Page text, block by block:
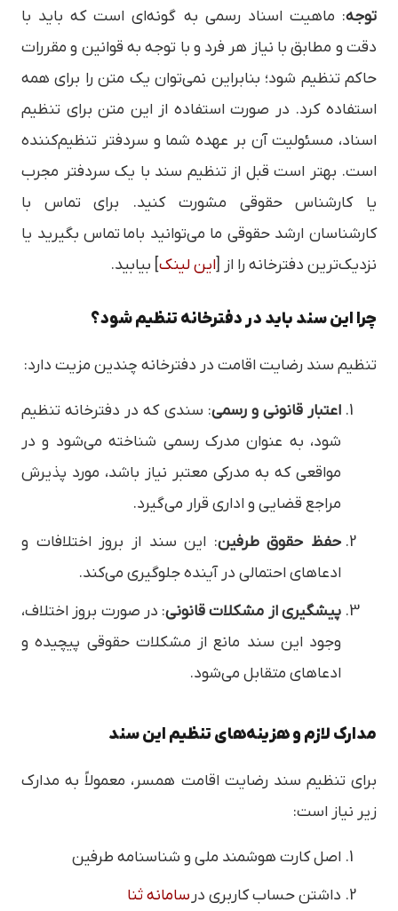
توجه: ماهیت اسناد رسمی به گونه‌ای است که باید با
دقت و مطابق با نیاز هر فرد و با توجه به قوانین و مقررات
حاکم تنظیم شود؛ بنابراین نمی‌توان یک متن را برای همه
استفاده کرد. در صورت استفاده از این متن برای تنظیم
اسناد، مسئولیت آن بر عهده شما و سردفتر تنظیم‌کننده
است. بهتر است قبل از تنظیم سند با یک سردفتر مجرب
یا کارشناس حقوقی مشورت کنید. برای تماس با
کارشناسان ارشد حقوقی ما می‌توانید باما تماس بگیرید یا
نزدیک‌ترین دفترخانه را از [ این لینک ] بیابید.
چرا این سند باید در دفترخانه تنظیم شود؟
تنظیم سند رضایت اقامت در دفترخانه چندین مزیت دارد:
اعتبار قانونی و رسمی: سندی که در دفترخانه تنظیم
شود، به عنوان مدرک رسمی شناخته می‌شود و در
مواقعی که به مدرکی معتبر نیاز باشد، مورد پذیرش
مراجع قضایی و اداری قرار می‌گیرد.
حفظ حقوق طرفین: این سند از بروز اختلافات و
ادعاهای احتمالی در آینده جلوگیری می‌کند.
پیشگیری از مشکلات قانونی: در صورت بروز اختلاف،
وجود این سند مانع از مشکلات حقوقی پیچیده و
ادعاهای متقابل می‌شود.
مدارک لازم و هزینه‌های تنظیم این سند
برای تنظیم سند رضایت اقامت همسر، معمولاً به مدارک
زیر نیاز است:
اصل کارت هوشمند ملی و شناسنامه طرفین
داشتن حساب کاربری در سامانه ثنا